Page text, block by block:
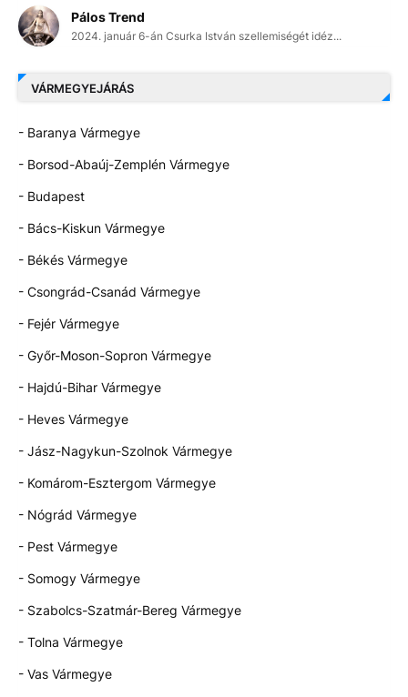
Pálos Trend
2024. január 6-án Csurka István szellemiségét idéz...
VÁRMEGYEJÁRÁS
- Baranya Vármegye
- Borsod-Abaúj-Zemplén Vármegye
- Budapest
- Bács-Kiskun Vármegye
- Békés Vármegye
- Csongrád-Csanád Vármegye
- Fejér Vármegye
- Győr-Moson-Sopron Vármegye
- Hajdú-Bihar Vármegye
- Heves Vármegye
- Jász-Nagykun-Szolnok Vármegye
- Komárom-Esztergom Vármegye
- Nógrád Vármegye
- Pest Vármegye
- Somogy Vármegye
- Szabolcs-Szatmár-Bereg Vármegye
- Tolna Vármegye
- Vas Vármegye